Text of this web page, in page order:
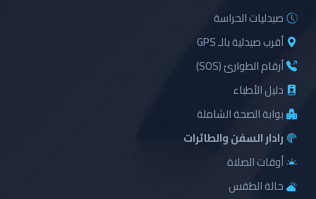
صيدليات الحراسة
أقرب صيدلية بالـ GPS
أرقام الطوارئ (SOS)
دليل الأطباء
بوابة الصحة الشاملة
رادار السفن والطائرات
أوقات الصلاة
حالة الطقس